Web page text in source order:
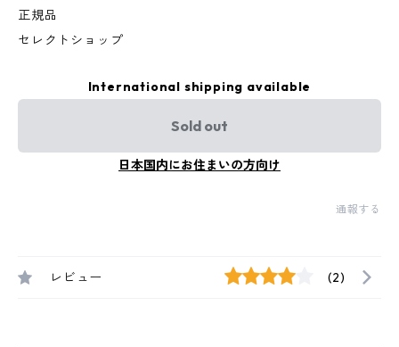
正規品
セレクトショップ
International shipping available
Sold out
日本国内にお住まいの方向け
通報する
レビュー (2)